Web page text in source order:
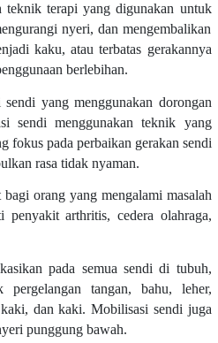
teknik terapi yang digunakan untuk
nyeri, dan mengembalikan
kaku, atau terbatas gerakannya
berlebihan.
yang menggunakan dorongan
sendi menggunakan teknik yang
fokus pada perbaikan gerakan sendi
rasa tidak nyaman.
orang yang mengalami masalah
penyakit arthritis, cedera olahraga,
pada semua sendi di tubuh,
tangan, bahu, leher,
dan kaki. Mobilisasi sendi juga
punggung bawah.